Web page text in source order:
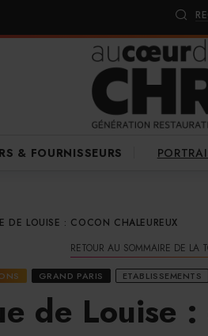
& FOURNISSEURS
DE LOUISE : COCON CHALEUREUX
RETOUR AU SOMMAIRE DE LA
GRAND PARIS ETABLISSEMENTS
de Louise